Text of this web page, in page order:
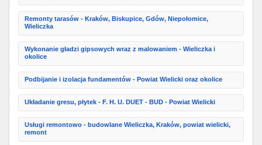
Remonty tarasów - Kraków, Biskupice, Gdów, Niepołomice,
Wieliczka
Wykonanie gładzi gipsowych wraz z malowaniem - Wieliczka i
okolice
Podbijanie i izolacja fundamentów - Powiat Wielicki oraz okolice
Układanie gresu, płytek - F. H. U. DUET - BUD - Powiat Wielicki
Usługi remontowo - budowlane Wieliczka, Kraków, powiat wielicki,
remont